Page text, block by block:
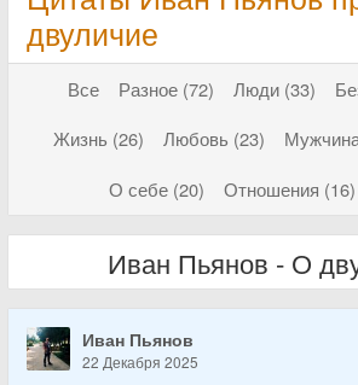
двуличие
Все Разное (72) Люди (33)
Жизнь (26)
Любовь (23)
О себе (20)
Отношения (16)
Иван Пьянов - О
Иван Пьянов
22 Декабря 2025